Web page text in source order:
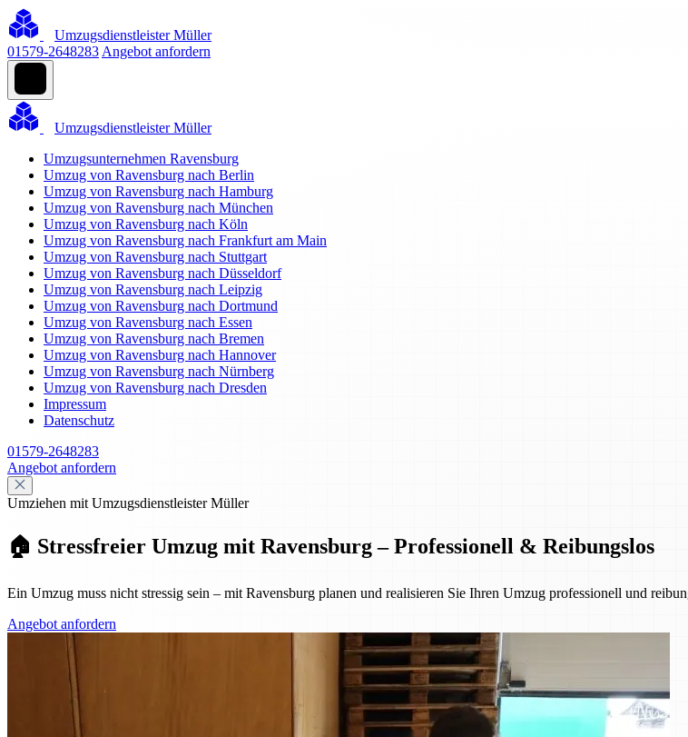
Umzugsdienstleister Müller
01579-2648283 Angebot anfordern
Umzugsdienstleister Müller
Umzugsunternehmen Ravensburg
Umzug von Ravensburg nach Berlin
Umzug von Ravensburg nach Hamburg
Umzug von Ravensburg nach München
Umzug von Ravensburg nach Köln
Umzug von Ravensburg nach Frankfurt am Main
Umzug von Ravensburg nach Stuttgart
Umzug von Ravensburg nach Düsseldorf
Umzug von Ravensburg nach Leipzig
Umzug von Ravensburg nach Dortmund
Umzug von Ravensburg nach Essen
Umzug von Ravensburg nach Bremen
Umzug von Ravensburg nach Hannover
Umzug von Ravensburg nach Nürnberg
Umzug von Ravensburg nach Dresden
Impressum
Datenschutz
01579-2648283
Angebot anfordern
Umziehen mit Umzugsdienstleister Müller
🏠 Stressfreier Umzug mit Ravensburg – Professionell & Reibungslos
Ein Umzug muss nicht stressig sein – mit Ravensburg planen und realisieren Sie Ihren Umzug professionell und
Angebot anfordern